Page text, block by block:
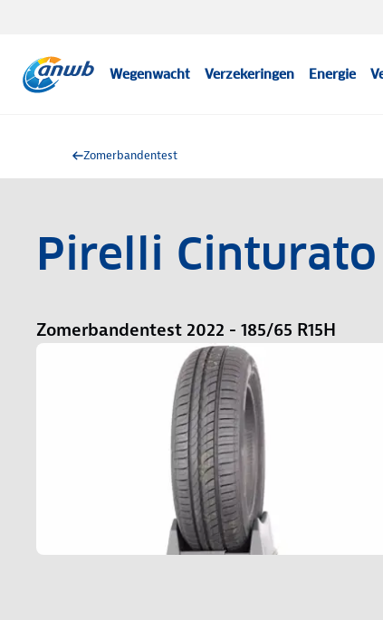
Wegenwacht Verzekeringen Energie
Zomerbandentest
Pirelli
Zomerbandentest 2022 - 185/65 R15H